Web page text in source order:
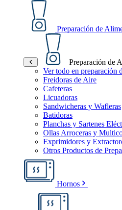
Preparación de
Preparación de
Ver todo en preparación
Freidoras de Aire
Cafeteras
Licuadoras
Sandwicheras y Wafleras
Batidoras
Planchas y Sartenes
Ollas Arroceras y
Exprimidores y
Otros Productos de
Hornos